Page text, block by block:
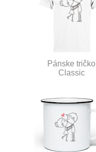
Pánske tričko
Classic